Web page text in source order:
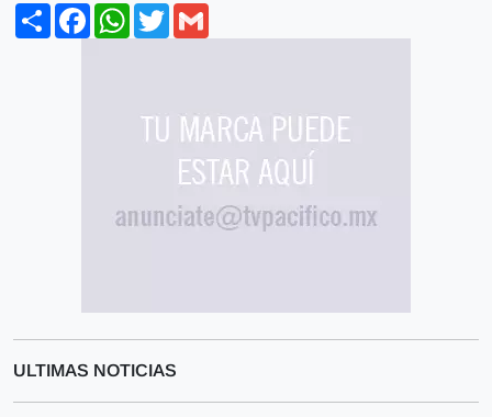
ShareFacebookWhatsApp
Twitter
ULTIMAS NOTICIAS